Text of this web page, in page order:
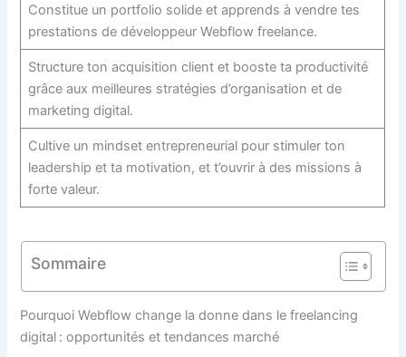
Constitue un portfolio solide et apprends à vendre tes
prestations de développeur Webflow freelance.
Structure ton acquisition client et booste ta productivité
grâce aux meilleures stratégies d’organisation et de
marketing digital.
Cultive un mindset entrepreneurial pour stimuler ton
leadership et ta motivation, et t’ouvrir à des missions à
forte valeur.
Sommaire
Pourquoi Webflow change la donne dans le freelancing
digital : opportunités et tendances marché